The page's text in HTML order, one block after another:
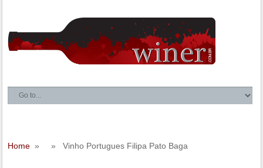
Home » » Vinho Portugues Filipa Pato Baga